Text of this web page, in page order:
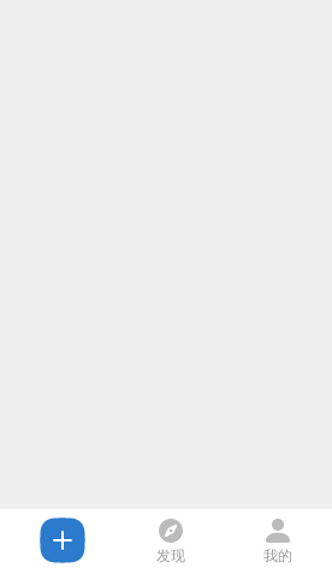
发现 我的